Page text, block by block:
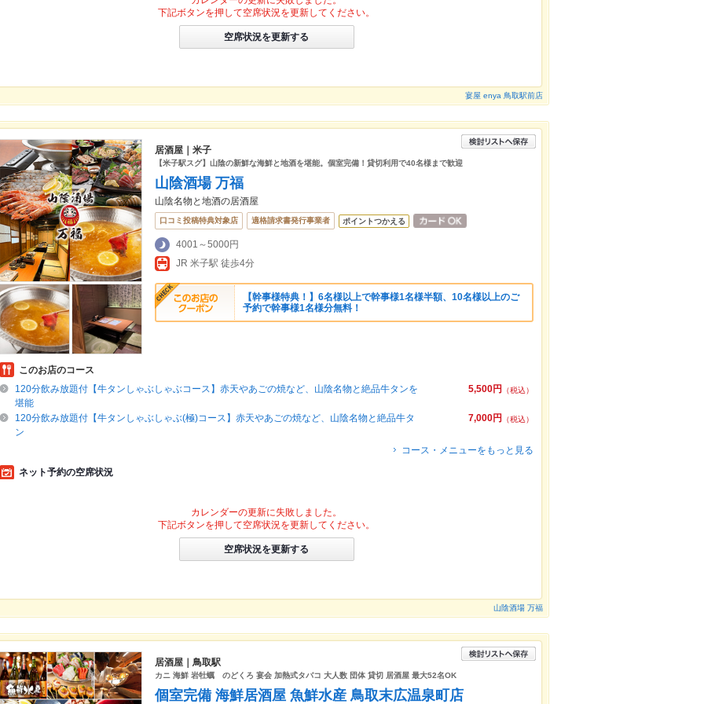
下記ボタンを押して空席状況を更新してください。
空席状況を更新する
宴屋 enya 鳥取駅前店
居酒屋｜米子
【米子駅スグ】山陰の新鮮な海鮮と地酒を堪能。個室完備！貸切利用で40名様まで歓迎
山陰酒場 万福
山陰名物と地酒の居酒屋
口コミ投稿特典対象店 適格請求書発行事業者 ポイントつかえる
4001～5000円
JR 米子駅 徒歩4分
【幹事様特典！】6名様以上で幹事様1名様半額、10名様以上のご
予約で幹事様1名様分無料！
このお店のコース
5,500円
（税込）
120分飲み放題付【牛タンしゃぶしゃぶコース】赤天やあごの焼など、山陰名物と絶品牛タンを
堪能
7,000円
（税込）
120分飲み放題付【牛タンしゃぶしゃぶ(極)コース】赤天やあごの焼など、山陰名物と絶品牛タ
ン
コース・メニューをもっと見る
ネット予約の空席状況
カレンダーの更新に失敗しました。
下記ボタンを押して空席状況を更新してください。
空席状況を更新する
山陰酒場 万福
居酒屋｜鳥取駅
カニ 海鮮 岩牡蠣 のどくろ 宴会 加熱式タバコ 大人数 団体 貸切 居酒屋 最大52名OK
個室完備 海鮮居酒屋 魚鮮水産 鳥取末広温泉町店